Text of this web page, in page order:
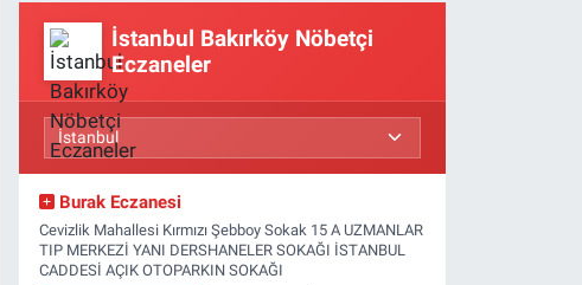
İstanbul Bakırköy Nöbetçi
Eczaneler
Burak Eczanesi
Cevizlik Mahallesi Kırmızı Şebboy Sokak 15 A UZMANLAR
TIP MERKEZİ YANI DERSHANELER SOKAĞI İSTANBUL
CADDESİ AÇIK OTOPARKIN SOKAĞI